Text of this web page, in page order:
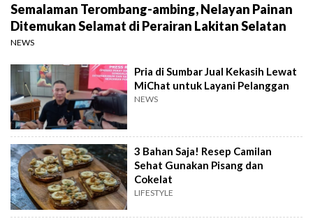
Semalaman Terombang-ambing, Nelayan Painan
Ditemukan Selamat di Perairan Lakitan Selatan
NEWS
Pria di Sumbar Jual Kekasih Lewat
MiChat untuk Layani Pelanggan
NEWS
3 Bahan Saja! Resep Camilan
Sehat Gunakan Pisang dan
Cokelat
LIFESTYLE